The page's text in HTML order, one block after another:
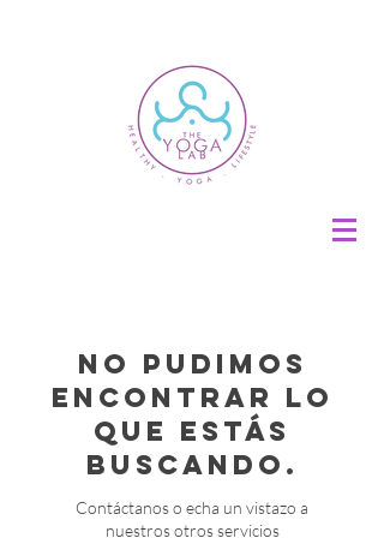
No pudimos
encontrar lo
que estás
buscando.
Contáctanos o echa un vistazo a
nuestros otros servicios